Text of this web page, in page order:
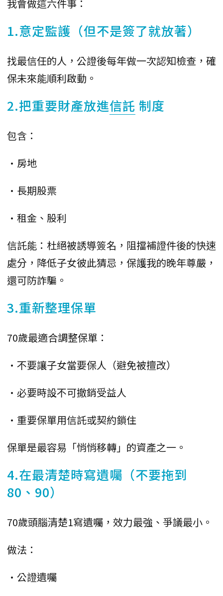
我會做這六件事：
1.意定監護（但不是簽了就放著）
找最信任的人，公證後每年做一次認知檢查，確
保未來能順利啟動。
2.把重要財產放進信託 制度
包含：
•房地
•長期股票
•租金、股利
信託能：杜絕被誘導簽名，阻擋補證件後的快速
處分，降低子女彼此猜忌，保護我的晚年尊嚴，
還可防詐騙。
3.重新整理保單
70歲最適合調整保單：
•不要讓子女當要保人（避免被擅改）
•必要時設不可撤銷受益人
•重要保單用信託或契約鎖住
保單是最容易「悄悄移轉」的資產之一。
4.在最清楚時寫遺囑（不要拖到
80、90）
70歲頭腦清楚1寫遺囑，效力最強、爭議最小。
做法：
•公證遺囑